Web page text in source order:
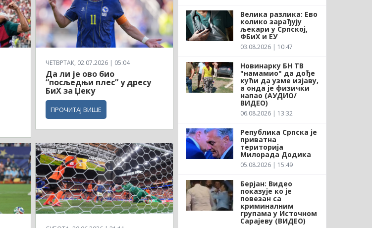
ЧЕТВРТАК, 02.07.2026 | 05:04
Да ли је ово био
“посљедњи плес” у дресу
БиХ за Џеку
ПРОЧИТАЈ ВИШЕ
Велика разлика: Ево
колико зарађују
љекари у Српској,
ФБиХ и ЕУ
03.08.2026 | 10:47
Новинарку БН ТВ
"намамио" да дође
кући да узме изјаву,
а онда је физички
напао (АУДИО/
ВИДЕО)
06.08.2026 | 13:32
Република Српска је
приватна
територија
Милорада Додика
05.08.2026 | 15:49
Берјан: Видео
показује ко је
повезан са
криминалним
групама у Источном
Сарајеву (ВИДЕО)